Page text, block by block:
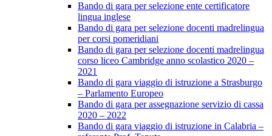
Bando di gara per selezione ente certificatore
lingua inglese
Bando di gara per selezione docenti madrelingua
per corsi pomeridiani
Bando di gara per selezione docenti madrelingua
corso liceo Cambridge anno scolastico 2020 –
2021
Bando di gara viaggio di istruzione a Strasburgo
– Parlamento Europeo
Bando di gara per assegnazione servizio di cassa
2020 – 2022
Bando di gara viaggio di istruzione in Calabria –